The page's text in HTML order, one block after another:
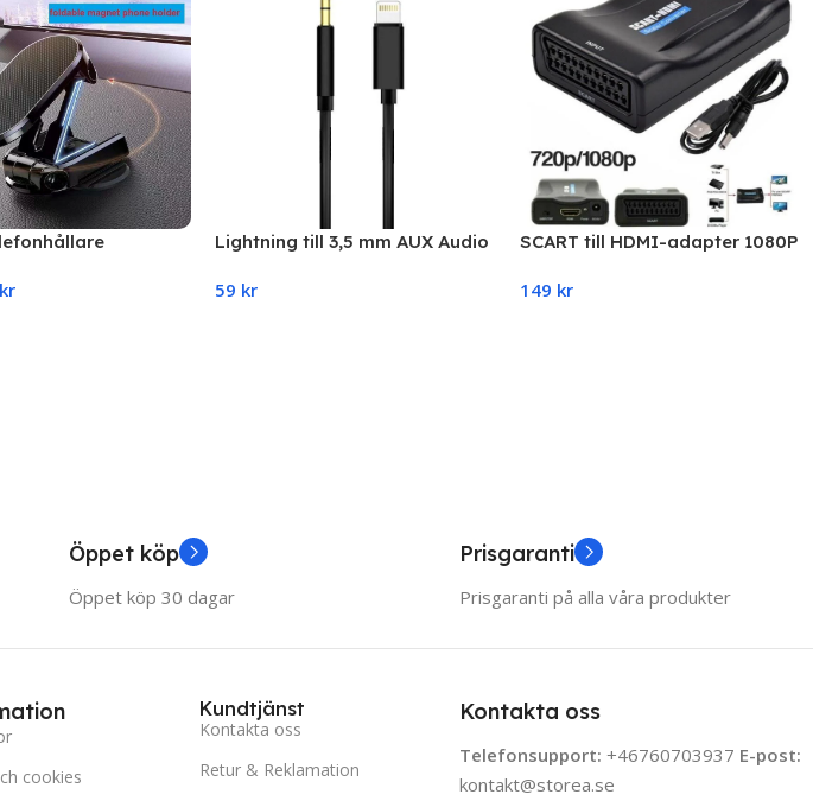
kr
Lightning till 3,5 mm AUX Audio
59 kr
SCART till HDMI-adapter 1080P
Converter
149 kr
Öppet köp
Öppet köp 30 dagar
Prisgaranti
Prisgaranti på alla våra produkter
cookies
Kundtjänst
Kontakta oss
Retur & Reklamation
Kontakta oss
Telefonsupport: +46760703937 E-post:
kontakt@storea.se